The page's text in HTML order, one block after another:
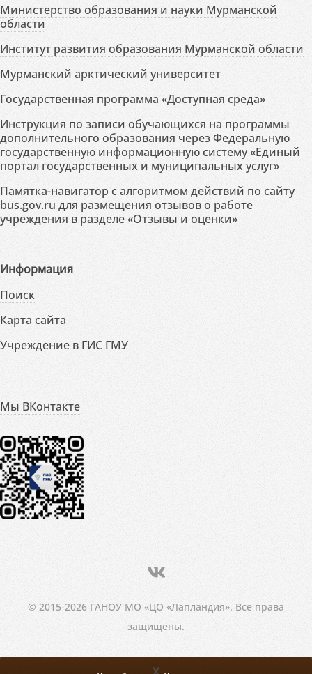
Министерство образования и науки Мурманской
области
Институт развития образования Мурманской области
Мурманский арктический университет
Государственная программа «Доступная среда»
Инструкция по записи обучающихся на программы
дополнительного образования через Федеральную
государственную информационную систему «Единый
портал государственных и муниципальных услуг»
Памятка-навигатор с алгоритмом действий по сайту
bus.gov.ru для размещения отзывов о работе
учреждения в разделе «Отзывы и оценки»
Информация
Поиск
Карта сайта
Учреждение в ГИС ГМУ
Мы ВКонтакте
© 2015-2026 ГАНОУ МО «ЦО «Лапландия». Все права
защищены.